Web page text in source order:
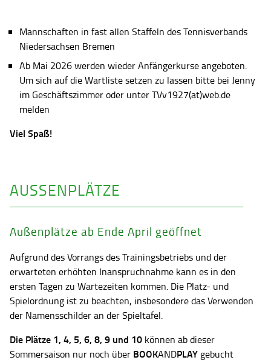
Mannschaften in fast allen Staffeln des Tennisverbands
Niedersachsen Bremen
Ab Mai 2026 werden wieder Anfängerkurse angeboten.
Um sich auf die Wartliste setzen zu lassen bitte bei Jenny
im Geschäftszimmer oder unter TVv1927(at)web.de
melden
Viel Spaß!
AUSSENPLÄTZE
Außenplätze ab Ende April geöffnet
Aufgrund des Vorrangs des Trainingsbetriebs und der
erwarteten erhöhten Inanspruchnahme kann es in den
ersten Tagen zu Wartezeiten kommen. Die Platz- und
Spielordnung ist zu beachten, insbesondere das Verwenden
der Namensschilder an der Spieltafel.
Die Plätze 1, 4, 5, 6, 8, 9 und 10 können ab dieser
Sommersaison nur noch über BOOKANDPLAY gebucht